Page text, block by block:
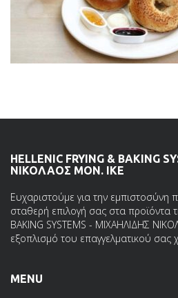
HELLENIC FRYING & BAKING
ΝΙΚΟΛΑΟΣ ΜΟΝ. ΙΚΕ
Ευχαριστούμε για την εμπιστοσύνη
σταθερή επιλογή σας στα προϊόντα
BAKING SYSTEMS - ΜΙΧΑΗΛΙΔΗΣ
εξοπλισμό του επαγγελματικού σας
MENU